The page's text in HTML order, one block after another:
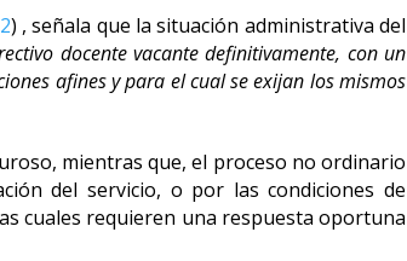
) , señala que la situación administrativa del
docente vacante definitivamente, con un
afines y para el cual se exijan los mismos
mientras que, el proceso no ordinario
del servicio, o por las condiciones de
cuales requieren una respuesta oportuna